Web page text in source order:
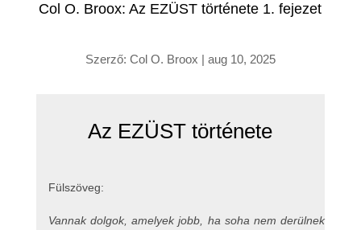
Col O. Broox: Az EZÜST története 1. fejezet
Szerző: Col O. Broox | aug 10, 2025
Az EZÜST története
Fülszöveg:
Vannak dolgok, amelyek jobb, ha soha nem derülnek